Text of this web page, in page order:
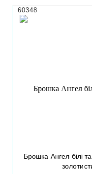
Брошка Ангел білі та сині стрази синій та білий колір
60348